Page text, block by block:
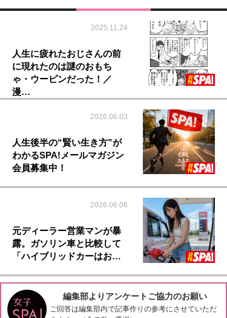
2025.11.24
人生に疲れたおじさんの前
に現れたのは謎のおもち
ゃ・ウーピンだった！／
漫…
2026.06.03
人生後半の“賢い生き方”が
わかるSPA!メールマガジン
会員募集中！
2026.06.06
元ディーラー営業マンが暴
露。ガソリン車と比較して
「ハイブリッドカーはお…